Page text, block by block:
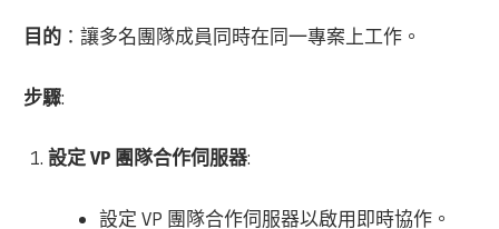
目的 ：讓多名團隊成員同時在同一專案上工作。
步驟:
設定 VP 團隊合作伺服器:
設定 VP 團隊合作伺服器以啟用即時協作。